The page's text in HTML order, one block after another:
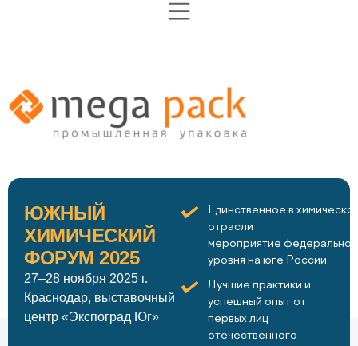
ЮЖНЫЙ
ХИМИЧЕСКИЙ
ФОРУМ 2025
27–28 ноября 2025 г.
Краснодар, выставочный
центр «Экспоград Юг»
Единственное в
отрасли
мероприятие
уровня на юге России.
Лучшие практики и
успешный опыт от
первых лиц
отечественного